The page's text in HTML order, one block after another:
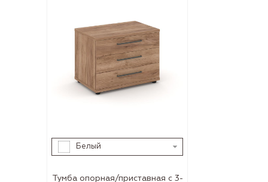
Белый
Тумба опорная/приставная с 3-